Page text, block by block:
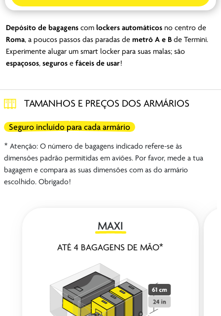
Depósito de bagagens com lockers automáticos no centro de
Roma, a poucos passos das paradas de metrô A e B de Termini.
Experimente alugar um smart locker para suas malas; são
espaçosos, seguros e fáceis de usar!
TAMANHOS E PREÇOS DOS ARMÁRIOS
Seguro incluído para cada armário
* Atenção: O número de bagagens indicado refere-se às
dimensões padrão permitidas em aviões. Por favor, mede a tua
bagagem e compara as suas dimensões com as do armário
escolhido. Obrigado!
MAXI
ATÉ 4 BAGAGENS DE MÃO*